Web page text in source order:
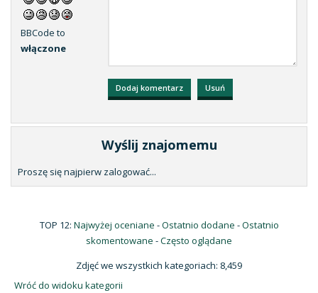
BBCode to
włączone
Wyślij znajomemu
Proszę się najpierw zalogować...
TOP 12: Najwyżej oceniane -Ostatnio dodane -Ostatnio
skomentowane -Często oglądane
Zdjęć we wszystkich kategoriach: 8,459
Wróć do widoku kategorii